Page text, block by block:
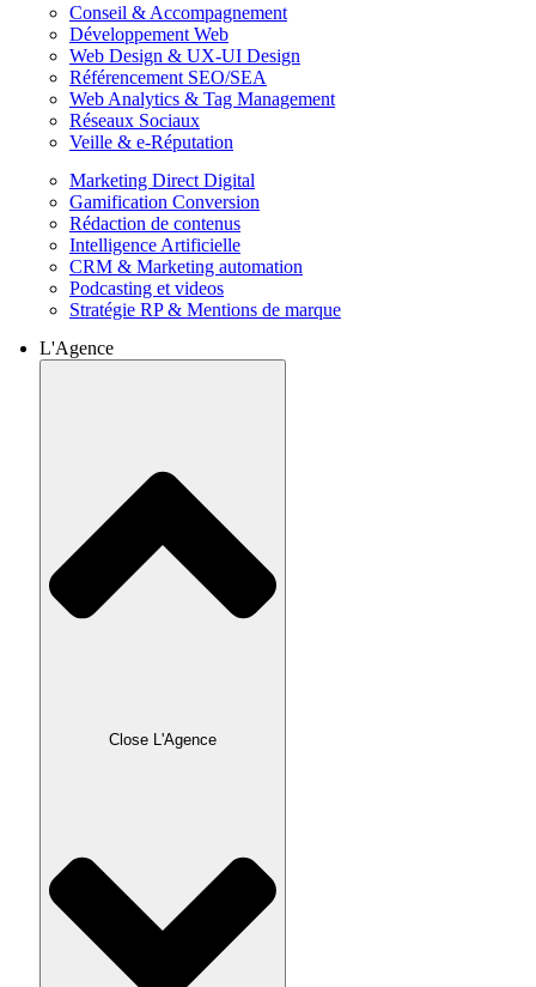
Conseil & Accompagnement
Développement Web
Web Design & UX-UI Design
Référencement SEO/SEA
Web Analytics & Tag Management
Réseaux Sociaux
Veille & e-Réputation
Marketing Direct Digital
Gamification Conversion
Rédaction de contenus
Intelligence Artificielle
CRM & Marketing automation
Podcasting et videos
Stratégie RP & Mentions de marque
L'Agence
Close L'Agence